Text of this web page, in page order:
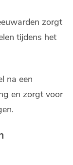
zorgt
tijdens het
na een
en zorgt voor